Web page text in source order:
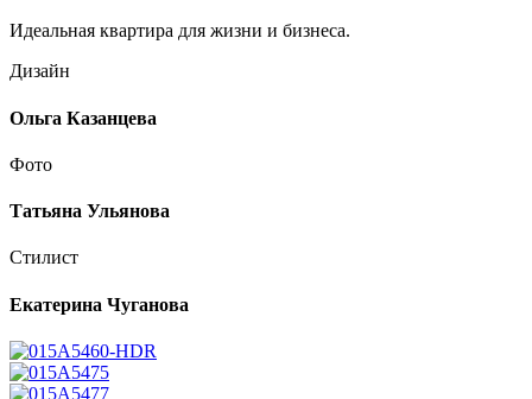
Идеальная квартира для жизни и бизнеса.
Дизайн
Ольга Казанцева
Фото
Татьяна Ульянова
Стилист
Екатерина Чуганова